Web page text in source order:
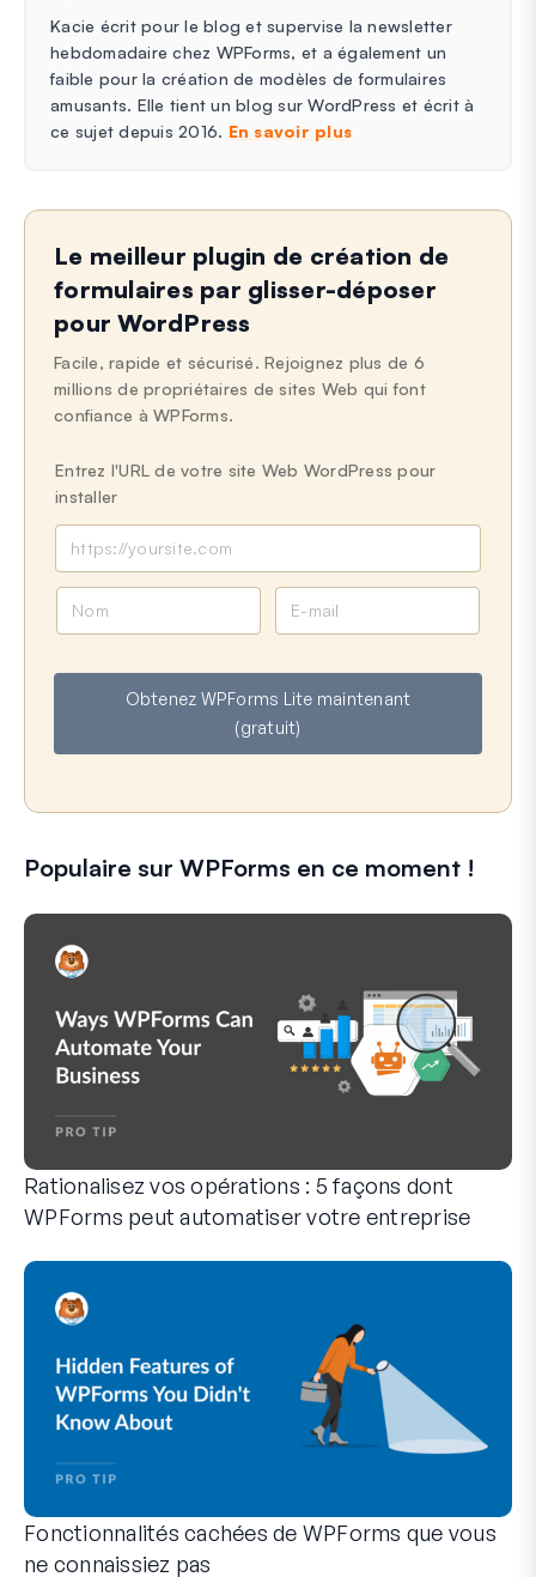
Kacie écrit pour le blog et supervise la newsletter
hebdomadaire chez WPForms, et a également un
faible pour la création de modèles de formulaires
amusants. Elle tient un blog sur WordPress et écrit à
ce sujet depuis 2016. En savoir plus
Le meilleur plugin de création de
formulaires par glisser-déposer
pour WordPress
Facile, rapide et sécurisé. Rejoignez plus de 6
millions de propriétaires de sites Web qui font
confiance à WPForms.
Entrez l'URL de votre site Web WordPress pour
installer
a
i
l
Obtenez WPForms Lite maintenant
(gratuit)
Populaire sur WPForms en ce moment !
Rationalisez vos opérations : 5 façons dont
WPForms peut automatiser votre entreprise
Fonctionnalités cachées de WPForms que vous
ne connaissiez pas